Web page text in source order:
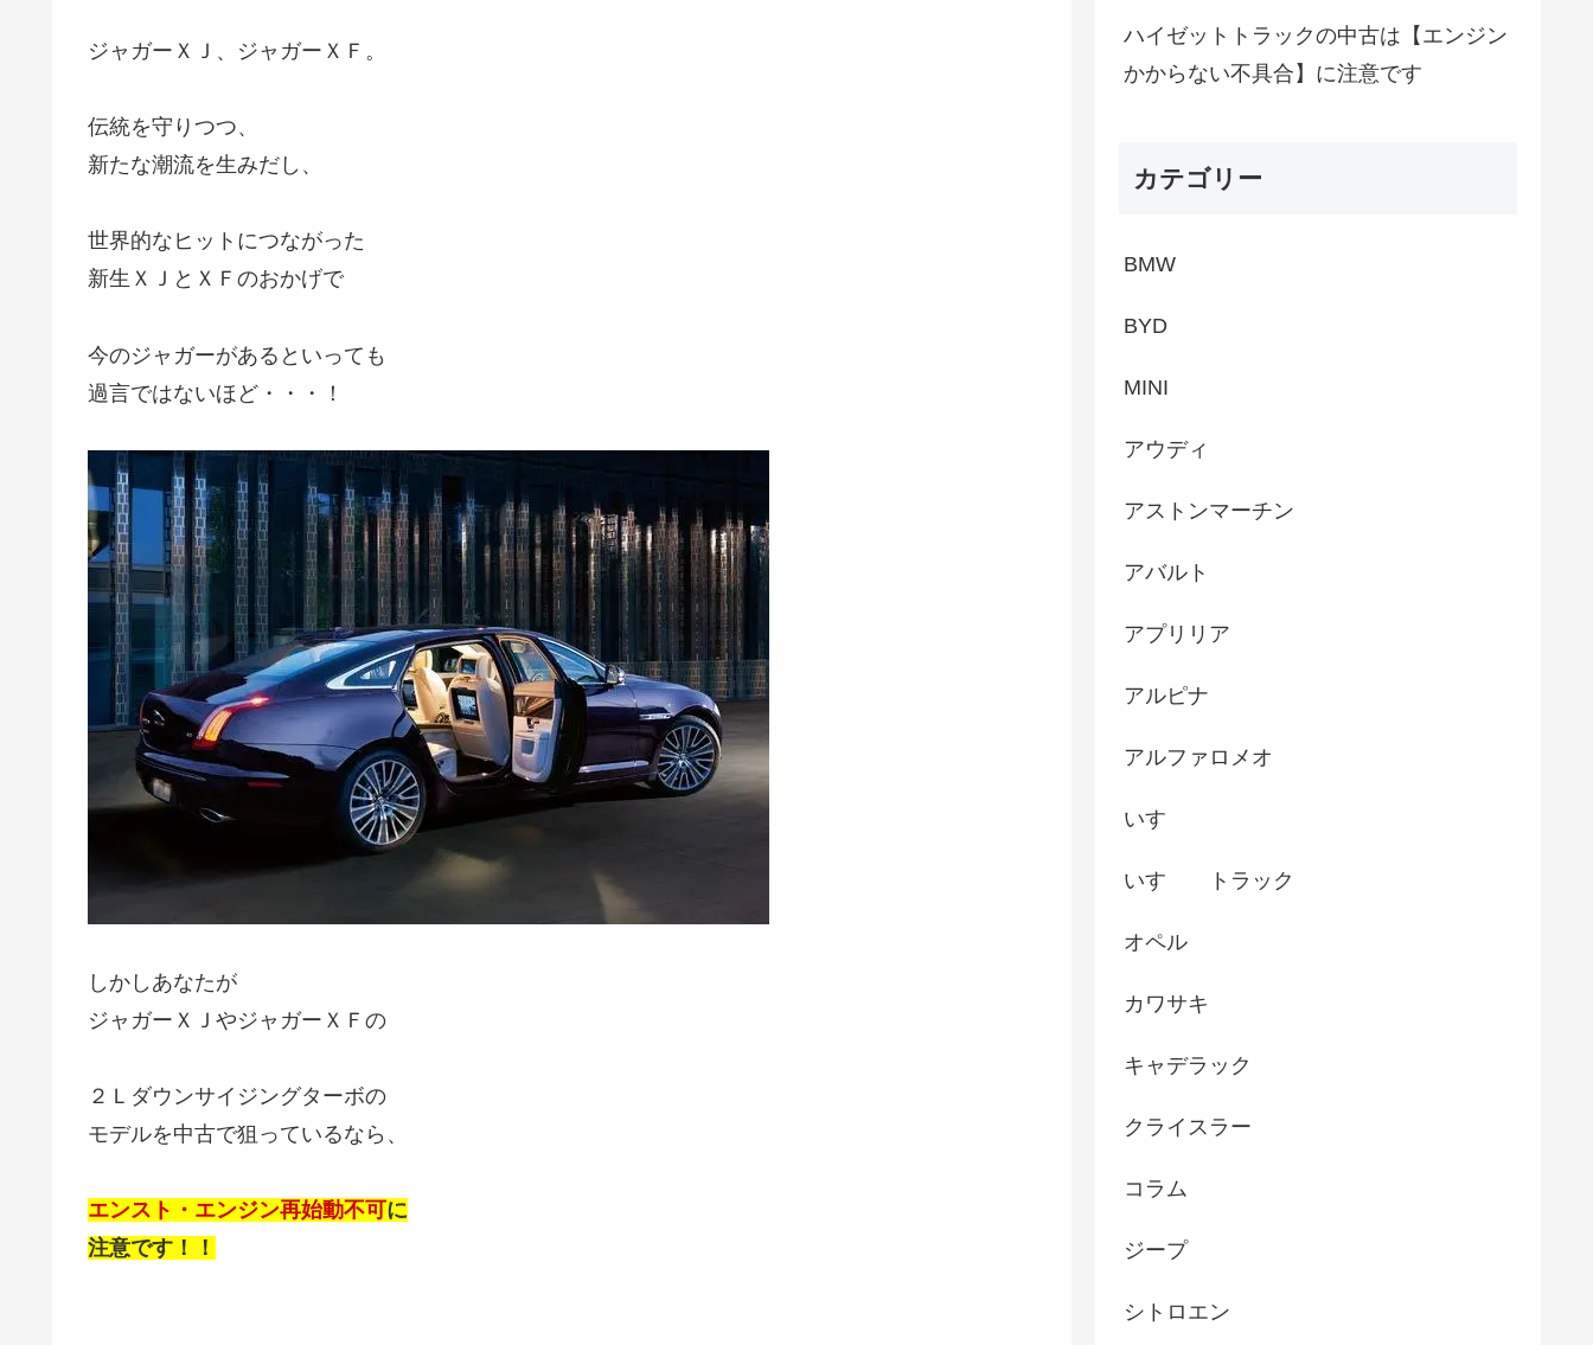
ジャガーＸＪ、ジャガーＸＦ。
伝統を守りつつ、
新たな潮流を生みだし、
世界的なヒットにつながった
新生ＸＪとＸＦのおかげで
今のジャガーがあるといっても
過言ではないほど・・・！
しかしあなたが
ジャガーＸＪやジャガーＸＦの
２Ｌダウンサイジングターボの
モデルを中古で狙っているなら、
エンスト・エンジン再始動不可に
注意です！！
ハイゼットトラックの中古は【エンジン
かからない不具合】に注意です
カテゴリー
BMW
BYD
MINI
アウディ
アストンマーチン
アバルト
アプリリア
アルピナ
アルファロメオ
いすゞ
いすゞ トラック
オペル
カワサキ
キャデラック
クライスラー
コラム
ジープ
シトロエン